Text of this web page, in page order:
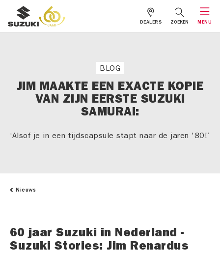
DEALERS ZOEKEN MENU
BLOG
JIM MAAKTE EEN EXACTE KOPIE
VAN ZIJN EERSTE SUZUKI
SAMURAI:
‘Alsof je in een tijdscapsule stapt naar de jaren '80!’
Nieuws
60 jaar Suzuki in Nederland -
Suzuki Stories: Jim Renardus